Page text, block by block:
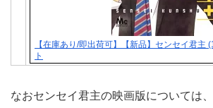
【在庫あり/即出荷可】【新品】センセイ君主
ト
なおセンセイ君主の映画版については